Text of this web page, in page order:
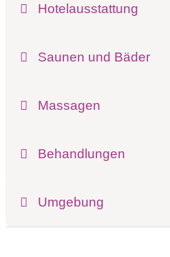
Hotelausstattung
Saunen und Bäder
Massagen
Behandlungen
Umgebung